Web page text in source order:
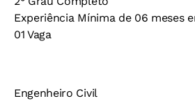
Experiência Mínima de 06 meses
01 Vaga
Engenheiro Civil